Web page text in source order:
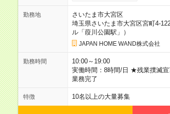
勤務地
さいたま市大宮区
埼玉県さいたま市大宮区宮町4-
ル「葭川公園駅」）
JAPAN HOME WAND株式会社
勤務時間
10:00～19:00
実働時間：8時間/日 ★残業撲滅
業務完了
特徴 10名以上の大量募集